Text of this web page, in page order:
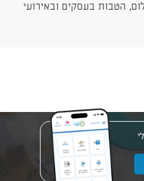
הטבות בעסקים ובאירועי